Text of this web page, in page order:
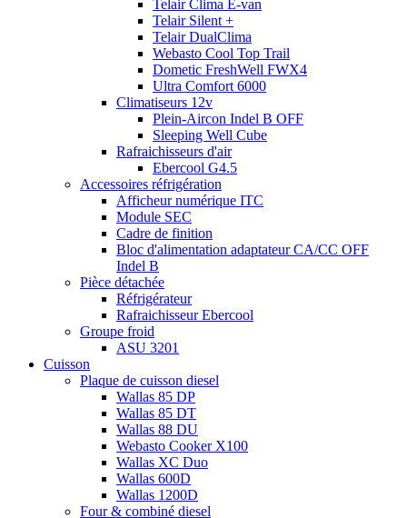
Telair Clima E-van
Telair Silent +
Telair DualClima
Webasto Cool Top Trail
Dometic FreshWell FWX4
Ultra Comfort 6000
Climatiseurs 12v
Plein-Aircon Indel B OFF
Sleeping Well Cube
Rafraichisseurs d'air
Ebercool G4.5
Accessoires réfrigération
Afficheur numérique ITC
Module SEC
Cadre de finition
Bloc d'alimentation adaptateur CA/CC OFF
Indel B
Pièce détachée
Réfrigérateur
Rafraichisseur Ebercool
Groupe froid
ASU 3201
Cuisson
Plaque de cuisson diesel
Wallas 85 DP
Wallas 85 DT
Wallas 88 DU
Webasto Cooker X100
Wallas XC Duo
Wallas 600D
Wallas 1200D
Four & combiné diesel